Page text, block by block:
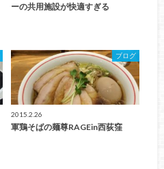
ーの共用施設が快適すぎる
ブログ
2015.2.26
軍鶏そばの麺尊RAGEin西荻窪